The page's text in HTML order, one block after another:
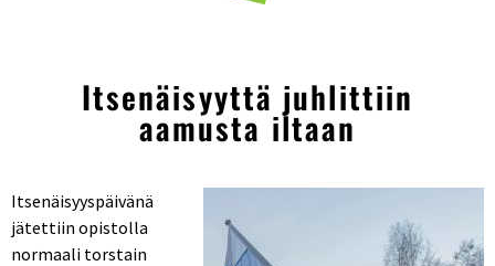
Itsenäisyyttä juhlittiin
aamusta iltaan
Itsenäisyyspäivänä
jätettiin opistolla
normaali torstain